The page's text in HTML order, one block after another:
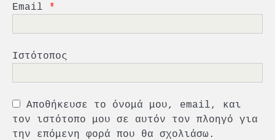
Email *
Ιστότοπος
Αποθήκευσε το όνομά μου, email, και
τον ιστότοπο μου σε αυτόν τον πλοηγό για
την επόμενη φορά που θα σχολιάσω.
στρατηγική αυτονομία περνά
«Η ασφάλεια δεν μπορεί να
Πανεπιστήμιο Αιγαίου:
Πρωτοποριακό ναυτιλιακό
strategic debate